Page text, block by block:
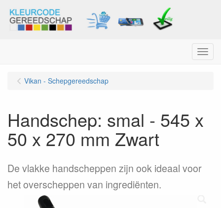
Menu
Vikan - Schepgereedschap
Handschep: smal - 545 x
50 x 270 mm Zwart
De vlakke handscheppen zijn ook ideaal voor
het overscheppen van ingrediënten.